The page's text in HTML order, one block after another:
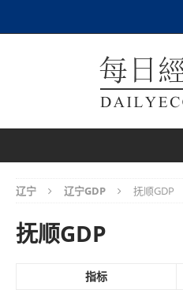
辽宁 辽宁GDP 抚顺GDP
抚顺GDP
指标